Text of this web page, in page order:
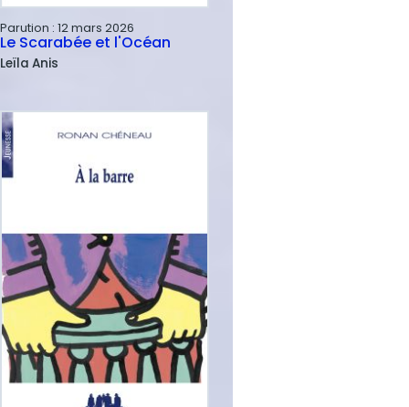
Parution : 12 mars 2026
Le Scarabée et l'Océan
Leïla Anis